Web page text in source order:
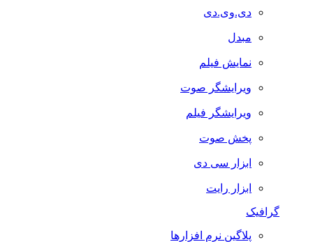
دی.وی.دی
مبدل
نمایش فیلم
ویرایشگر صوت
ویرایشگر فیلم
پخش صوت
ابزار سی دی
ابزار رایت
گرافیک
پلاگین نرم افزارها